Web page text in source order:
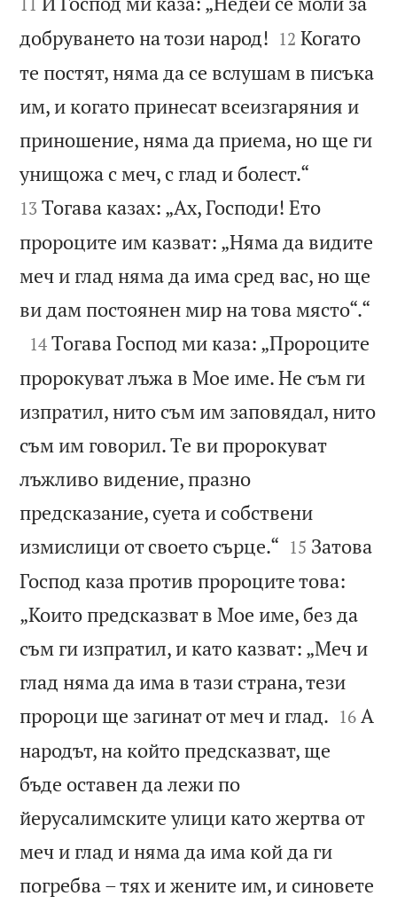
добруването на този народ! 

12 Когато
те постят, няма да се вслушам в писъка
им, и когато принесат всеизгаряния и
приношение, няма да приема, но ще ги
унищожа с меч, с глад и болест.“
13 Тогава казах: „Ах, Господи! Ето
пророците им казват: „Няма да видите
меч и глад няма да има сред вас, но ще
ви дам постоянен мир на това място“.“

14 Тогава Господ ми каза: „Пророците
пророкуват лъжа в Мое име. Не съм ги
изпратил, нито съм им заповядал, нито
съм им говорил. Те ви пророкуват
лъжливо видение, празно
предсказание, суета и собствени
измислици от своето сърце.“ 

15 Затова
Господ каза против пророците това:
„Които предсказват в Мое име, без да
съм ги изпратил, и като казват: „Меч и
глад няма да има в тази страна, тези
пророци ще загинат от меч и глад. 

16 А
народът, на който предсказват, ще
бъде оставен да лежи по
йерусалимските улици като жертва от
меч и глад и няма да има кой да ги
погребва – тях и жените им, и синовете